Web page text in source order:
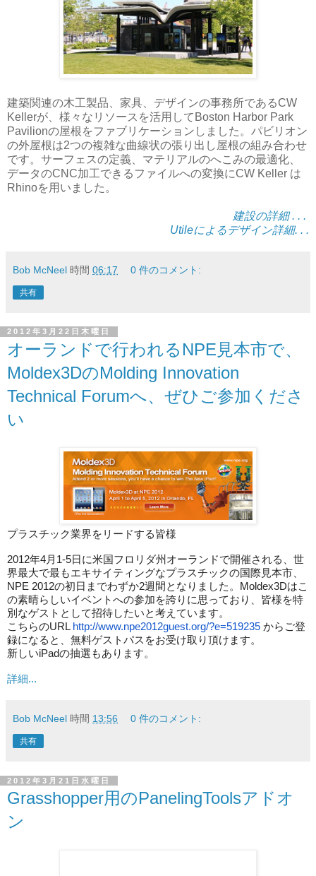
建築関連の木工製品、家具、デザインの事務所であるCW
Kellerが、様々なリソースを活用してBoston Harbor Park
Pavilionの屋根をファブリケーションしました。パビリオン
の外屋根は2つの複雑な曲線状の張り出し屋根の組み合わせ
です。サーフェスの定義、マテリアルのへこみの最適化、
データのCNC加工できるファイルへの変換にCW Keller は
Rhinoを用いました。
建設の詳細 . . .
Utileによるデザイン詳細. . .
Bob McNeel 時間 06:17 0 件のコメント:
共有
2012年3月22日木曜日
オーランドで行われるNPE見本市で、
Moldex3DのMolding Innovation
Technical Forumへ、ぜひご参加くださ
い
プラスチック業界をリードする皆様
2012年4月1-5日に米国フロリダ州オーランドで開催される、世
界最大で最もエキサイティングなプラスチックの国際見本市、
NPE 2012の初日までわずか2週間となりました。Moldex3Dはこ
の素晴らしいイベントへの参加を誇りに思っており、皆様を特
別なゲストとして招待したいと考えています。
こちらのURL http://www.npe2012guest.org/?e=519235 からご登
録になると、無料ゲストパスをお受け取り頂けます。
新しいiPadの抽選もあります。
詳細...
Bob McNeel 時間 13:56 0 件のコメント:
共有
2012年3月21日水曜日
Grasshopper用のPanelingToolsアドオ
ン